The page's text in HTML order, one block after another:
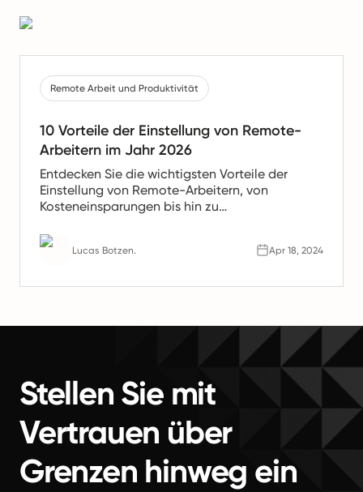
Remote Arbeit und Produktivität
10 Vorteile der Einstellung von Remote-
Arbeitern im Jahr 2026
Entdecken Sie die wichtigsten Vorteile der
Einstellung von Remote-Arbeitern, von
Kosteneinsparungen bis hin zu
Remote-Teams die Zukunft der Arbeit sind.
Lucas Botzen. Apr 18, 2024
Stellen Sie mit
Vertrauen über
Grenzen hinweg ein